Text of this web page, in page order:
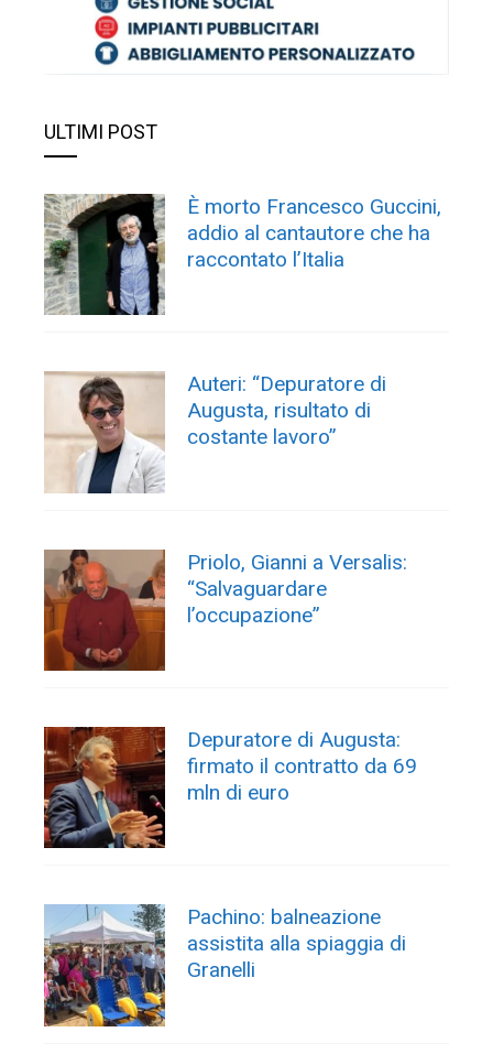
ULTIMI POST
È morto Francesco Guccini,
addio al cantautore che ha
raccontato l’Italia
Auteri: “Depuratore di
Augusta, risultato di
costante lavoro”
Priolo, Gianni a Versalis:
“Salvaguardare
l’occupazione”
Depuratore di Augusta:
firmato il contratto da 69
mln di euro
Pachino: balneazione
assistita alla spiaggia di
Granelli